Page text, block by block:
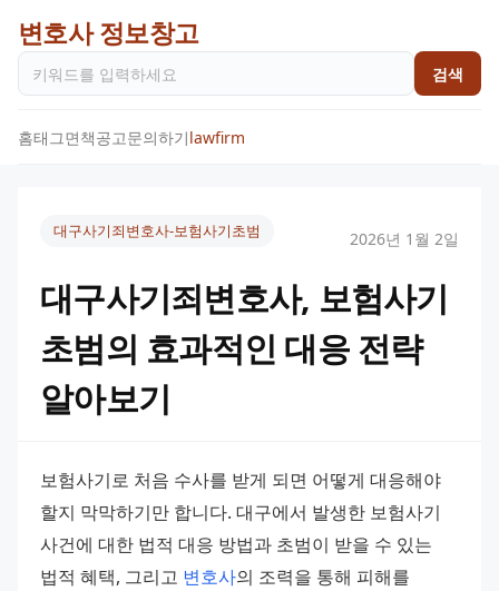
변호사 정보창고
검색
홈태그면책공고문의하기lawfirm
대구사기죄변호사-보험사기초범 2026년 1월 2일
대구사기죄변호사, 보험사기
초범의 효과적인 대응 전략
알아보기
보험사기로 처음 수사를 받게 되면 어떻게 대응해야
할지 막막하기만 합니다. 대구에서 발생한 보험사기
사건에 대한 법적 대응 방법과 초범이 받을 수 있는
법적 혜택, 그리고 변호사의 조력을 통해 피해를